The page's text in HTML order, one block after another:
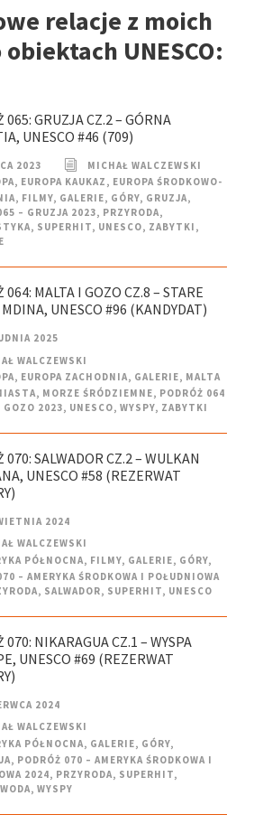
relacje z moich
UNESCO:
065: GRUZJA CZ.2 – GÓRNA
UNESCO #46 (709)
2023
MICHAŁ WALCZEWSKI
, EUROPA KAUKAZ , EUROPA ŚRODKOWO-
, FILMY, GALERIE, GÓRY, GRUZJA,
– GRUZJA 2023, PRZYRODA,
, SUPERHIT, UNESCO, ZABYTKI ,
064: MALTA I GOZO CZ.8 – STARE
UNESCO #96 (KANDYDAT)
2025
WALCZEWSKI
, EUROPA ZACHODNIA, GALERIE, MALTA
, MORZE ŚRÓDZIEMNE, PODRÓŻ 064
GOZO 2023, UNESCO, WYSPY, ZABYTKI
070: SALWADOR CZ.2 – WULKAN
UNESCO #58 (REZERWAT
2024
WALCZEWSKI
PÓŁNOCNA, FILMY, GALERIE, GÓRY,
– AMERYKA ŚRODKOWA I POŁUDNIOWA
, SALWADOR, SUPERHIT, UNESCO
070: NIKARAGUA CZ.1 – WYSPA
UNESCO #69 (REZERWAT
2024
WALCZEWSKI
PÓŁNOCNA, GALERIE, GÓRY,
, PODRÓŻ 070 – AMERYKA ŚRODKOWA I
2024, PRZYRODA, SUPERHIT,
WODA, WYSPY